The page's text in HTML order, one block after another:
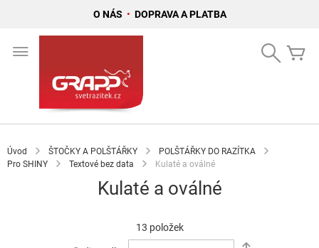
O NÁS • DOPRAVA A PLATBA
Search
Úvod ŠTOČKY A POLŠTÁŘKY
POLŠTÁŘKY DO RAZÍTKA
Pro SHINY
Textové bez data Kulaté a oválné
Kulaté a oválné
13 položek